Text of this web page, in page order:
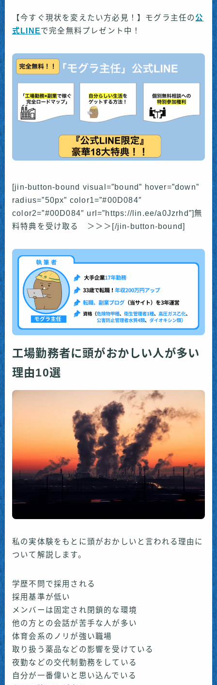
【今すぐ現状を変えたい方必見！】モグラ主任の公
式LINEで完全無料プレゼント中！
[jin-button-bound visual=”bound” hover=”down”
radius=”50px” color1=”#00D084″
color2=”#00D084″ url=”https://lin.ee/a0Jzrhd”]無
料特典を受け取る ＞＞＞[/jin-button-bound]
工場勤務者に頭がおかしい人が多い
理由10選
私の実体験をもとに頭がおかしいと言われる理由に
ついて解説します。
学歴不問で採用される
採用基準が低い
メンバーは固定され閉鎖的な環境
他の方との会話が苦手な人が多い
体育会系のノリが強い職場
取り扱う薬品などの影響を受けている
夜勤などの交代制勤務をしている
自分が一番偉いと思い込んでいる